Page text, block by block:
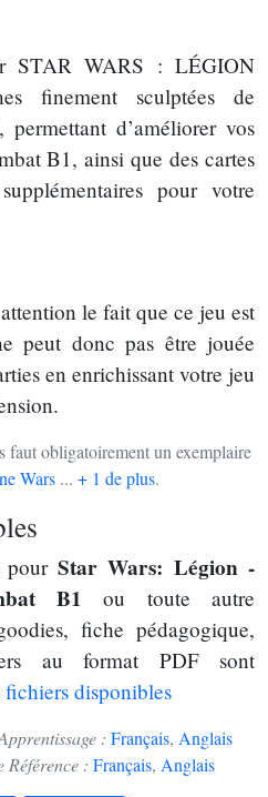
STAR WARS : LÉGION
finement sculptées de
d’améliorer vos
B1, ainsi que des cartes
pour votre
le fait que ce jeu est
peut donc pas être jouée
en enrichissant votre jeu
obligatoirement un exemplaire
Wars ... + 1 de plus.
pourStar Wars: Légion -
B1 ou toute autre
fiche pédagogique,
au format PDF sont
disponibles
: Français, Anglais
Référence : Français, Anglais